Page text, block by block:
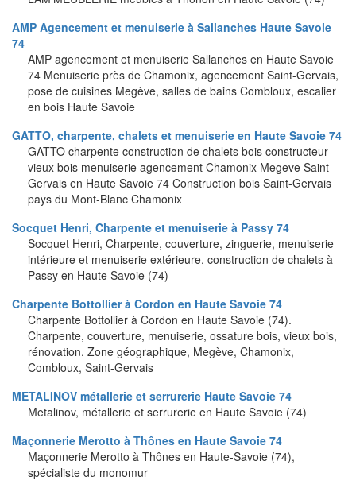
AMP Agencement et menuiserie à Sallanches Haute Savoie
74
AMP agencement et menuiserie Sallanches en Haute Savoie
74 Menuiserie près de Chamonix, agencement Saint-Gervais,
pose de cuisines Megève, salles de bains Combloux, escalier
en bois Haute Savoie
GATTO, charpente, chalets et menuiserie en Haute Savoie 74
GATTO charpente construction de chalets bois constructeur
vieux bois menuiserie agencement Chamonix Megeve Saint
Gervais en Haute Savoie 74 Construction bois Saint-Gervais
pays du Mont-Blanc Chamonix
Socquet Henri, Charpente et menuiserie à Passy 74
Socquet Henri, Charpente, couverture, zinguerie, menuiserie
intérieure et menuiserie extérieure, construction de chalets à
Passy en Haute Savoie (74)
Charpente Bottollier à Cordon en Haute Savoie 74
Charpente Bottollier à Cordon en Haute Savoie (74).
Charpente, couverture, menuiserie, ossature bois, vieux bois,
rénovation. Zone géographique, Megève, Chamonix,
Combloux, Saint-Gervais
METALINOV métallerie et serrurerie Haute Savoie 74
Metalinov, métallerie et serrurerie en Haute Savoie (74)
Maçonnerie Merotto à Thônes en Haute Savoie 74
Maçonnerie Merotto à Thônes en Haute-Savoie (74),
spécialiste du monomur